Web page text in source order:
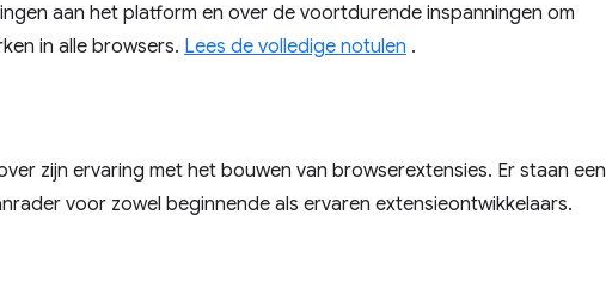
aan het platform en over de voortdurende inspanningen om
in alle browsers. Lees de volledige notulen .
zijn ervaring met het bouwen van browserextensies. Er staan ​​een
voor zowel beginnende als ervaren extensieontwikkelaars.